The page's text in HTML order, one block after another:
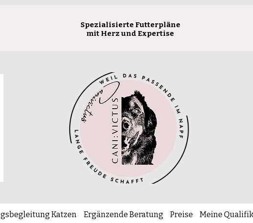
Spezialisierte Futterpläne
mit Herz und Expertise
Katzen Ergänzende Beratung Preise Meine